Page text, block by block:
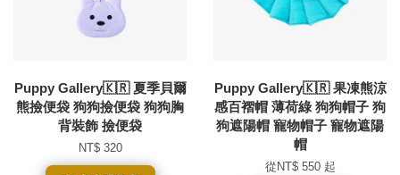
Puppy Gallery🇰🇷 夏季貝爾
熊撿便袋 狗狗撿便袋 狗狗胸
背裝飾 撿便袋
NT$ 320
Puppy Gallery🇰🇷 果凍熊涼
感百褶帽 薄荷綠 狗狗帽子 狗
狗遮陽帽 寵物帽子 寵物遮陽
帽
從 NT$ 550 起